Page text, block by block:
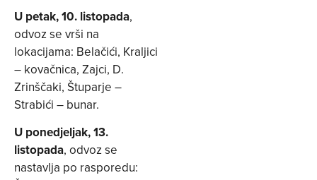
U petak, 10. listopada,
odvoz se vrši na
lokacijama: Belačići, Kraljici
– kovačnica, Zajci, D.
Zrinščaki, Štuparje –
Strabići – bunar.
U ponedjeljak, 13.
listopada, odvoz se
nastavlja po rasporedu: